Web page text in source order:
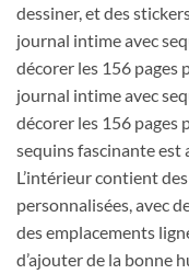
dessiner, et des
journal intime avec
décorer les 156 pages
journal intime avec
décorer les 156 pages
sequins fascinante est
L’intérieur contient
personnalisées, avec
des emplacements
d’ajouter de la bonne